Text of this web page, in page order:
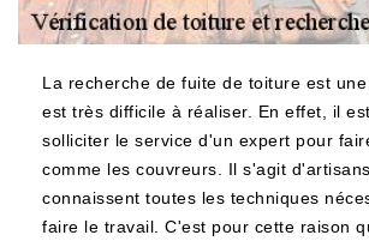
La recherche de fuite de toiture est
est très difficile à réaliser. En effet, il
solliciter le service d'un expert pour
comme les couvreurs. Il s'agit
connaissent toutes les techniques
faire le travail. C'est pour cette raison